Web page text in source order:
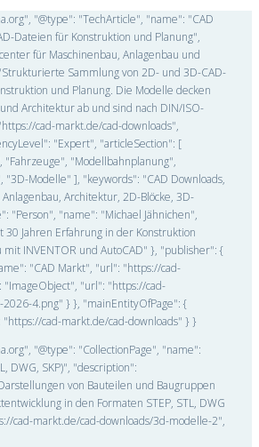
"@type": "TechArticle", "name": "CAD
Dateien für Konstruktion und Planung",
für Maschinenbau, Anlagenbau und
Sammlung von 2D- und 3D-CAD-
und Planung. Die Modelle decken
Architektur ab und sind nach DIN/ISO-
cad-markt.de/cad-downloads",
"Expert", "articleSection": [
"Modellbahnplanung",
"3D-Modelle" ], "keywords": "CAD Downloads,
Anlagenbau, Architektur, 2D-Blöcke, 3D-
"Person", "name": "Michael Jähnichen",
Jahren Erfahrung in der Konstruktion
mit INVENTOR und AutoCAD" }, "publisher": {
"CAD Markt", "url": "https://cad-
"ImageObject", "url": "https://cad-
4.png" } }, "mainEntityOfPage": {
"https://cad-markt.de/cad-downloads" } }
"@type": "CollectionPage", "name":
DWG, SKP)", "description":
von Bauteilen und Baugruppen
in den Formaten STEP, STL, DWG
cad-markt.de/cad-downloads/3d-modelle-2",